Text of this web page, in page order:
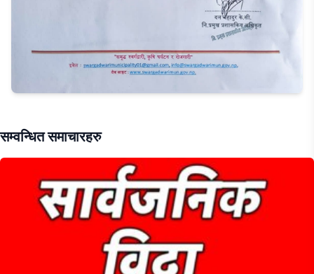
सम्वन्धित समाचारहरु